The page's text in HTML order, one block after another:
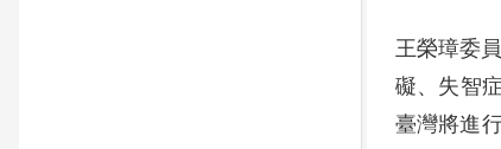
王榮璋委
礙、失智
臺灣將進